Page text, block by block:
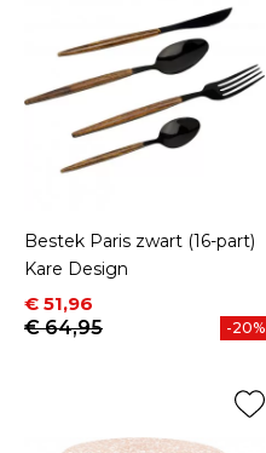
Bestek Paris zwart (16-part)
Kare Design
Prijs
€ 51,96
Normale prijs
€ 64,95
-20%